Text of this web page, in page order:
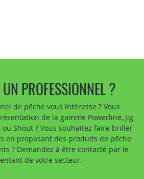
PROFESSIONNEL ?
de pêche vous intéresse ? Vous
de la gamme Powerline, Jig
ou Shout ? Vous souhaitez faire briller
en proposant des produits de pêche
? Demandez à être contacté par le
de votre secteur.